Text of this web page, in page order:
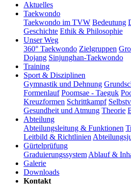
Aktuelles
Taekwondo
Taekwondo im TVW Bedeutung
Geschichte Ethik & Philosophie
Unser Weg
360° Taekwondo Zielgruppen
Dojang Sinjunghan-Taekwondo
Training
Sport & Disziplinen
Gymnastik und Dehnung
Formenlauf Poomsae - Taeguk
Kreuzformen Schrittkampf
Gesundheit und Atmung Theorie
Abteilung
Abteilungsleitung & Funktionen
Leitbild & Richtlinien
Gürtelprüfung
GraduierungssystemAblauf &
Galerie
Downloads
Kontakt